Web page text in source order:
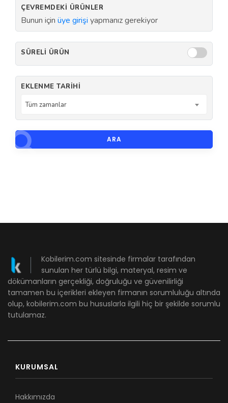
ÇEVREMDEKI ÜRÜNLER
Bunun için üye girişi yapmanız gerekiyor
SÜRELI ÜRÜN
EKLENME TARIHI
Tüm zamanlar
ARA
Kobilerim.com sitesinde firmalar tarafından
sunulan her türlü bilgi, materyal, resim ve
dökümanların gerçekliği, doğruluğu ve güvenilirliği
tamamen bu içerikleri ekleyen firmanın sorumluluğu altında
olup, kobilerim.com bu hususlarla ilgili hiç bir şekilde sorumlu
tutulamaz.
KURUMSAL
Hakkımızda